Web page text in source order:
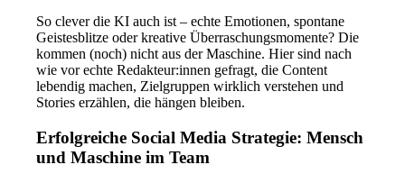
So clever die KI auch ist – echte Emotionen, spontane
Geistesblitze oder kreative Überraschungsmomente? Die
kommen (noch) nicht aus der Maschine. Hier sind nach
wie vor echte Redakteur:innen gefragt, die Content
lebendig machen, Zielgruppen wirklich verstehen und
Stories erzählen, die hängen bleiben.
Erfolgreiche Social Media Strategie: Mensch
und Maschine im Team